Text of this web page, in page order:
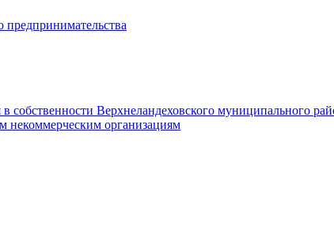
предпринимательства
собственности Верхнеландеховского муниципального
некоммерческим организациям